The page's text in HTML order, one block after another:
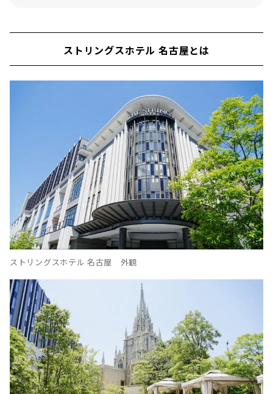
ストリングスホテル 名古屋とは
ストリングスホテル 名古屋 外観